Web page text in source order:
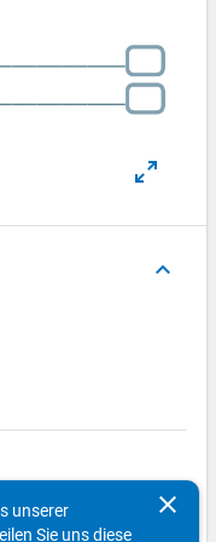
keyboard_arrow_up
clear
unserer
Sie uns diese